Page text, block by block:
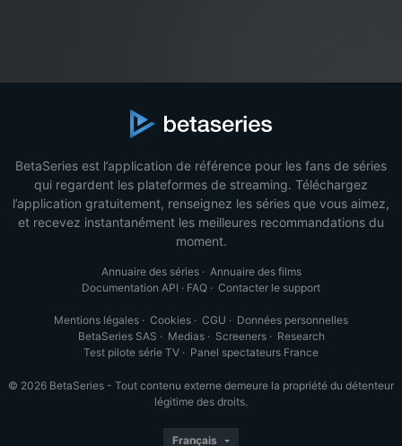
BetaSeries est l’application de référence pour les fans de séries
qui regardent les plateformes de streaming. Téléchargez
l’application gratuitement, renseignez les séries que vous aimez,
et recevez instantanément les meilleures recommandations du
moment.
Annuaire des séries· Annuaire des films
Documentation API · FAQ · Contacter le support
Mentions légales · Cookies · CGU · Données personnelles
BetaSeries SAS · Medias· Screeners· Research
Test pilote série TV · Panel spectateurs France
© 2026 BetaSeries - Tout contenu externe demeure la propriété du détenteur
légitime des droits.
Français